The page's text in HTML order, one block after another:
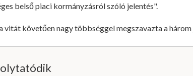
belső piaci kormányzásról szóló jelentés".
vitát követően nagy többséggel megszavazta a